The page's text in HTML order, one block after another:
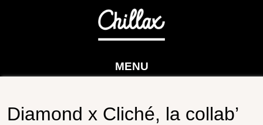
MENU
Diamond x Cliché, la collab’